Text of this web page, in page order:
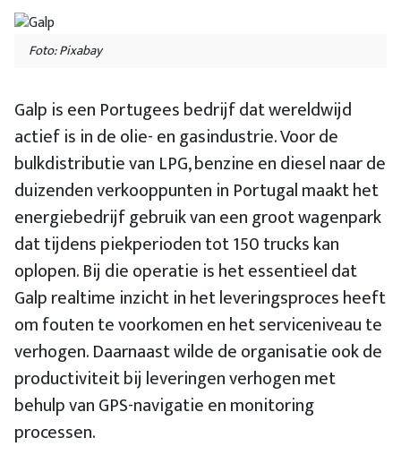
Foto: Pixabay
Galp is een Portugees bedrijf dat wereldwijd
actief is in de olie- en gasindustrie. Voor de
bulkdistributie van LPG, benzine en diesel naar de
duizenden verkooppunten in Portugal maakt het
energiebedrijf gebruik van een groot wagenpark
dat tijdens piekperioden tot 150 trucks kan
oplopen. Bij die operatie is het essentieel dat
Galp realtime inzicht in het leveringsproces heeft
om fouten te voorkomen en het serviceniveau te
verhogen. Daarnaast wilde de organisatie ook de
productiviteit bij leveringen verhogen met
behulp van GPS-navigatie en monitoring
processen.